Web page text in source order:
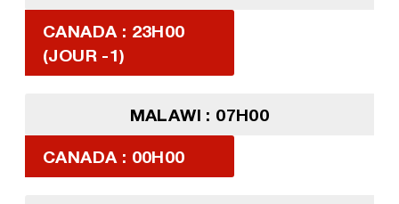
CANADA : 23H00
(JOUR -1)
MALAWI : 07H00
CANADA : 00H00